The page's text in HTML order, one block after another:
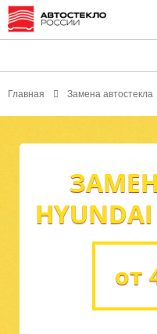
Главная Замена автостекла
HYUNDAI
от